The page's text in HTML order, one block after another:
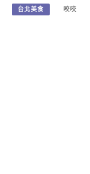
台北美食 咬咬